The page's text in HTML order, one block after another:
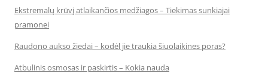
Ekstremalų krūvį atlaikančios medžiagos – Tiekimas sunkiajai
pramonei
Raudono aukso žiedai – kodėl jie traukia šiuolaikines poras?
Atbulinis osmosas ir paskirtis – Kokia nauda